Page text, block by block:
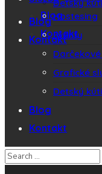
Blog
Kontakt
Detský
Blog
Kontakt
Hostesing
Eventy
Grafické
Detský
Blog
Kontakt